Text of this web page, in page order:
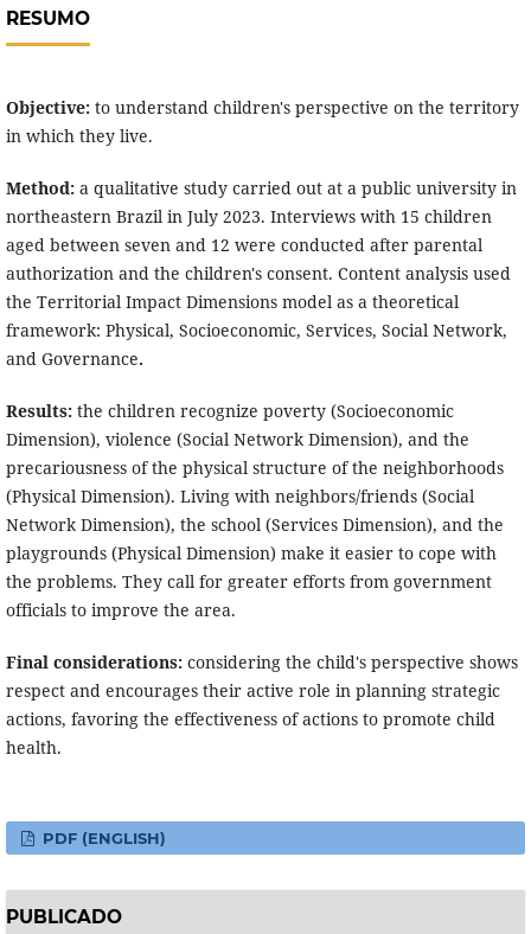
RESUMO
Objective: to understand children's perspective on the territory
in which they live.
Method: a qualitative study carried out at a public university in
northeastern Brazil in July 2023. Interviews with 15 children
aged between seven and 12 were conducted after parental
authorization and the children's consent. Content analysis used
the Territorial Impact Dimensions model as a theoretical
framework: Physical, Socioeconomic, Services, Social Network,
and Governance.
Results:the children recognize poverty (Socioeconomic
Dimension), violence (Social Network Dimension), and the
precariousness of the physical structure of the neighborhoods
(Physical Dimension). Living with neighbors/friends (Social
Network Dimension), the school (Services Dimension), and the
playgrounds (Physical Dimension) make it easier to cope with
the problems. They call for greater efforts from government
officials to improve the area.
Final considerations: considering the child's perspective shows
respect and encourages their active role in planning strategic
actions, favoring the effectiveness of actions to promote child
health.
PDF (ENGLISH)
PUBLICADO